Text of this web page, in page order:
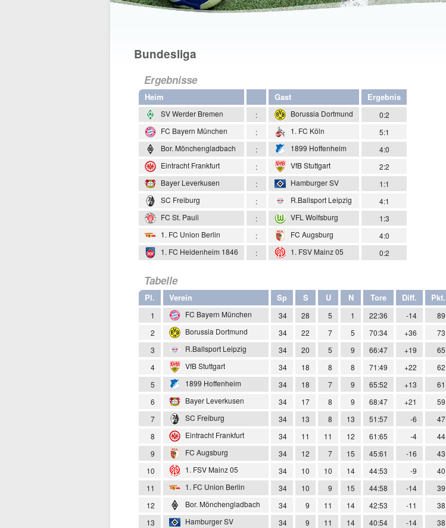
Bundesliga
Ergebnisse
Heim Gast Ergebnis
SV Werder Bremen : Borussia Dortmund
0:2
FC Bayern München
: 1. FC Köln
5:1
Bor. Mönchengladbach
: 1899 Hoffenheim
4:0
Eintracht Frankfurt
: VfB Stuttgart
2:2
Bayer Leverkusen
: Hamburger SV
1:1
SC Freiburg
: R.Ballsport Leipzig
4:1
FC St. Pauli
: VFL Wolfsburg
1:3
1. FC Union Berlin
: FC Augsburg
4:0
1. FC Heidenheim 1846
: 1. FSV Mainz 05 0:2
Tabelle
Pl. Verein Sp S U N Tore Diff. Pkt.
1 FC Bayern München 34 28 5 1 22:36 -14
89
2
Borussia Dortmund 34 22 7 5 70:34 +36
73
3
R.Ballsport Leipzig 34 20 5 9 66:47 +19
65
4
VfB Stuttgart 34 18 8 8 71:49 +22
62
5
1899 Hoffenheim 34 18 7 9 65:52 +13
61
6
Bayer Leverkusen 34 17 8 9 68:47 +21
59
7
SC Freiburg 34 13 8 13 51:57 -6
47
8
Eintracht Frankfurt 34 11 11 12 61:65 -4
44
9
FC Augsburg 34 12 7 15 45:61 -16
43
10
1. FSV Mainz 05 34 10 10 14 44:53 -9
40
11
1. FC Union Berlin 34 10 9 15 44:58 -14
39
12
Bor. Mönchengladbach 34 9 11 14 42:53 -11
38
13
Hamburger SV 34 9 11 14 40:54 -14
38